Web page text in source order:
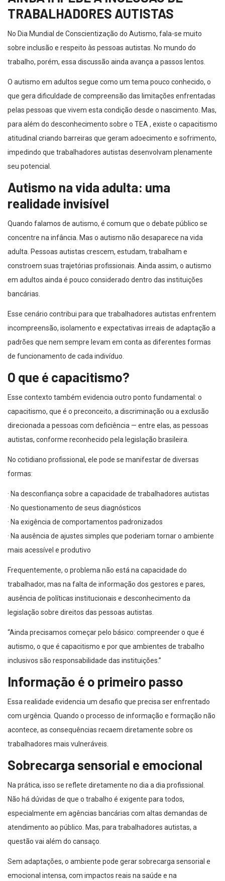
TRABALHADORES AUTISTAS
No Dia Mundial de Conscientização do Autismo, fala-se muito
sobre inclusão e respeito às pessoas autistas. No mundo do
trabalho, porém, essa discussão ainda avança a passos lentos.
O autismo em adultos segue como um tema pouco conhecido, o
que gera dificuldade de compreensão das limitações enfrentadas
pelas pessoas que vivem esta condição desde o nascimento. Mas,
para além do desconhecimento sobre o TEA , existe o capacitismo
atitudinal criando barreiras que geram adoecimento e sofrimento,
impedindo que trabalhadores autistas desenvolvam plenamente
seu potencial.
Autismo na vida adulta: uma
realidade invisível
Quando falamos de autismo, é comum que o debate público se
concentre na infância. Mas o autismo não desaparece na vida
adulta. Pessoas autistas crescem, estudam, trabalham e
constroem suas trajetórias profissionais. Ainda assim, o autismo
em adultos ainda é pouco considerado dentro das instituições
bancárias.
Esse cenário contribui para que trabalhadores autistas enfrentem
incompreensão, isolamento e expectativas irreais de adaptação a
padrões que nem sempre levam em conta as diferentes formas
de funcionamento de cada indivíduo.
O que é capacitismo?
Esse contexto também evidencia outro ponto fundamental: o
capacitismo, que é o preconceito, a discriminação ou a exclusão
direcionada a pessoas com deficiência — entre elas, as pessoas
autistas, conforme reconhecido pela legislação brasileira.
No cotidiano profissional, ele pode se manifestar de diversas
formas:
· Na desconfiança sobre a capacidade de trabalhadores autistas
· No questionamento de seus diagnósticos
· Na exigência de comportamentos padronizados
· Na ausência de ajustes simples que poderiam tornar o ambiente
mais acessível e produtivo
Frequentemente, o problema não está na capacidade do
trabalhador, mas na falta de informação dos gestores e pares,
ausência de políticas institucionais e desconhecimento da
legislação sobre direitos das pessoas autistas.
“Ainda precisamos começar pelo básico: compreender o que é
autismo, o que é capacitismo e por que ambientes de trabalho
inclusivos são responsabilidade das instituições.”
Informação é o primeiro passo
Essa realidade evidencia um desafio que precisa ser enfrentado
com urgência. Quando o processo de informação e formação não
acontece, as consequências recaem diretamente sobre os
trabalhadores mais vulneráveis.
Sobrecarga sensorial e emocional
Na prática, isso se reflete diretamente no dia a dia profissional.
Não há dúvidas de que o trabalho é exigente para todos,
especialmente em agências bancárias com altas demandas de
atendimento ao público. Mas, para trabalhadores autistas, a
questão vai além do cansaço.
Sem adaptações, o ambiente pode gerar sobrecarga sensorial e
emocional intensa, com impactos reais na saúde e na